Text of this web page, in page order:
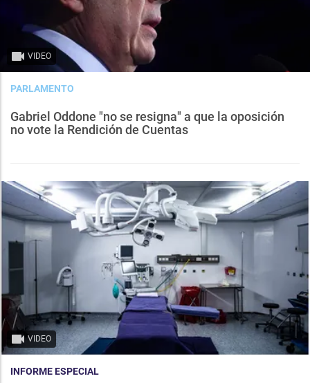
VIDEO
PARLAMENTO
Gabriel Oddone "no se resigna" a que la oposición
no vote la Rendición de Cuentas
VIDEO
INFORME ESPECIAL